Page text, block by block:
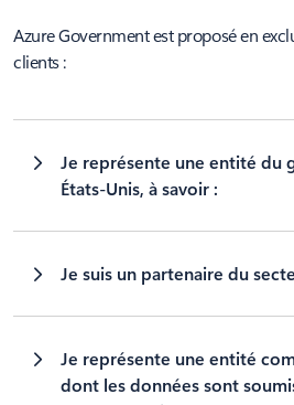
Azure Government est proposé en
clients :
Je représente une entité du
États-Unis, à savoir :
Je suis un partenaire du
Je représente une entité
dont les données sont